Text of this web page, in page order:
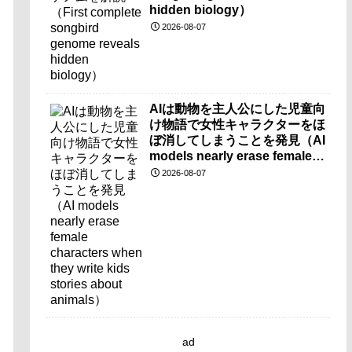
hidden biology）
2026-08-07
AIは動物を主人公にした児童向
け物語で女性キャラクターをほ
ぼ消してしまうことを発見（AI
models nearly erase female
characters when they write
2026-08-07
ad